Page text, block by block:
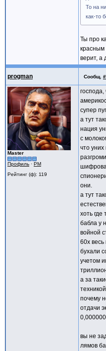
То на
как-то
Ты про
красным
верит, а
progman Сообщ.
Master
Профиль · PM
Рейтинг (ф): 119
господа,
супер
а тут
нация
с
что
они.
а тут
хоть где
бабла у
войной
60х
бухали
учетом
а за
почему
отдачи
вы не
лямов